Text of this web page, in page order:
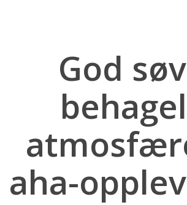
God
aha-